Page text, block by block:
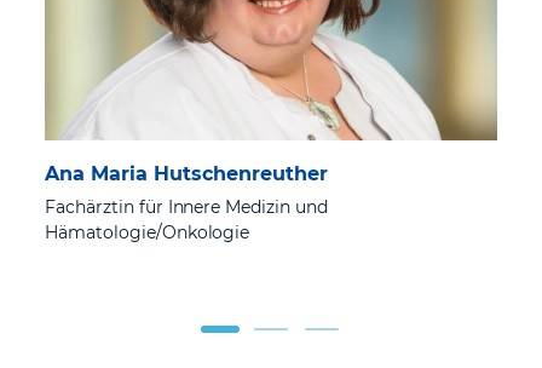
Ana Maria Hutschenreuther
Fachärztin für Innere Medizin und
Hämatologie/Onkologie